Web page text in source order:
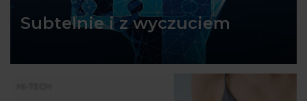
Subtelnie i z wyczuciem